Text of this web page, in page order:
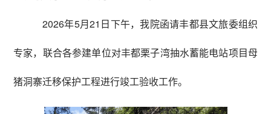
2026年5月21日下午，我院函请丰都县文旅委组织
专家，联合各参建单位对丰都栗子湾抽水蓄能电站项目母
猪洞寨迁移保护工程进行竣工验收工作。